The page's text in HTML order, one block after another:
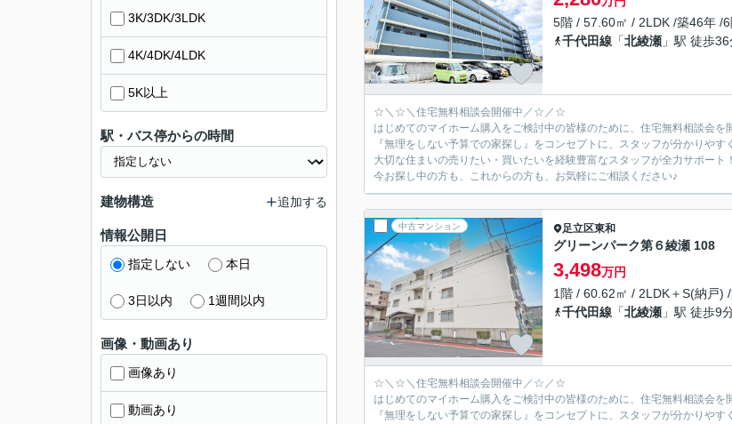
5階 / 57.60㎡ / 2LDK /築46年 /6
千代田線 「北綾瀬 」駅 徒歩
☆＼☆＼住宅無料相談会開催中／☆／☆
はじめてのマイホーム購入をご検討中の皆様のために、住宅無料相談会を
『無理をしない予算での家探し』をコンセプトに、スタッフが分かりや
大切な住まいの売りたい・買いたいを経験豊富なスタッフが全力サポート！
今お探し中の方も、これからの方も、お気軽にご相談ください♪
中古マンション 足立区東和
グリーンパーク第６綾瀬 108
3,498万円
1階 / 60.62㎡ / 2LDK＋S(納戸)
千代田線 「北綾瀬 」駅 徒歩9
☆＼☆＼住宅無料相談会開催中／☆／☆
はじめてのマイホーム購入をご検討中の皆様のために、住宅無料相談会を
『無理をしない予算での家探し』をコンセプトに、スタッフが分かりや
3K/3DK/3LDK
4K/4DK/4LDK
5K以上
駅・バス停からの時間
建物構造 追加する
情報公開日
指定しない 本日
3日以内 1週間以内
画像・動画あり
画像あり
動画あり